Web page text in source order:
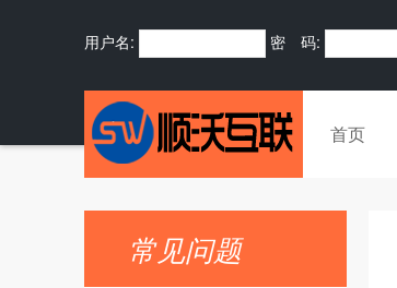
用户名: 密 码:
首页
常见问题